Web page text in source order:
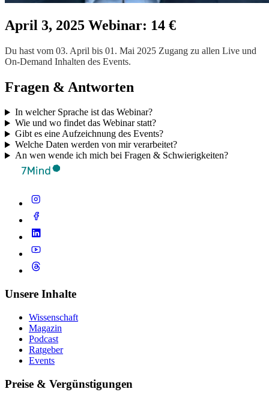
April 3, 2025 Webinar: 14 €
Du hast vom 03. April bis 01. Mai 2025 Zugang zu allen Live und
On-Demand Inhalten des Events.
Fragen & Antworten
In welcher Sprache ist das Webinar?
Wie und wo findet das Webinar statt?
Gibt es eine Aufzeichnung des Events?
Welche Daten werden von mir verarbeitet?
An wen wende ich mich bei Fragen & Schwierigkeiten?
Unsere Inhalte
Wissenschaft
Magazin
Podcast
Ratgeber
Events
Preise & Vergünstigungen